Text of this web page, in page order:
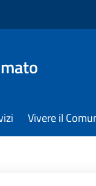
Vivere il